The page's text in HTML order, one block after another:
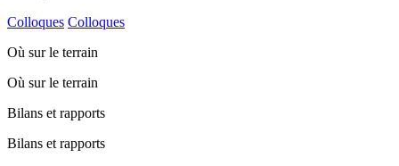
Colloques Colloques
Où sur le terrain
Où sur le terrain
Bilans et rapports
Bilans et rapports